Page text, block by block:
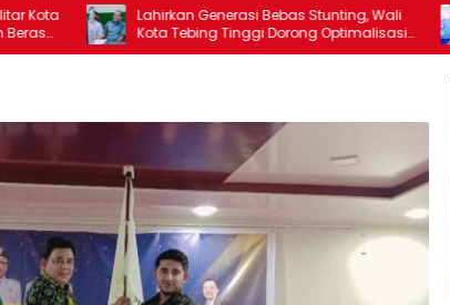
Lahirkan Generasi Bebas Stunting, Wali
Kota Tebing Tinggi Dorong Optimalisasi
SP3 Catin
Wali Kota
Germas
Jadi 1,5